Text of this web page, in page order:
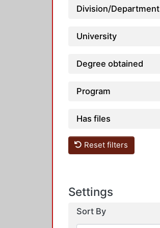
Division/Department
University
Degree obtained
Program
Has files
Reset filters
Settings
Sort By